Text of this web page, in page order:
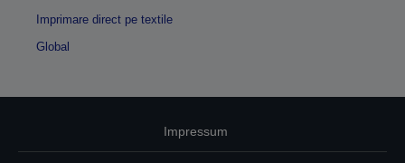
Imprimare direct pe textile
Global
Impressum